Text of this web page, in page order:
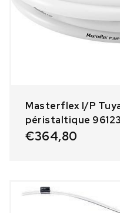
Masterflex I/P
péristaltique
€364,80